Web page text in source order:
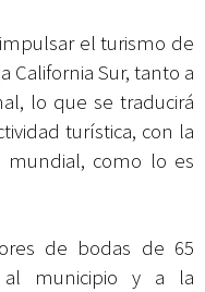
el turismo de
California Sur, tanto a
lo que se traducirá
turística, con la
mundial, como lo es
de bodas de 65
al municipio y a la